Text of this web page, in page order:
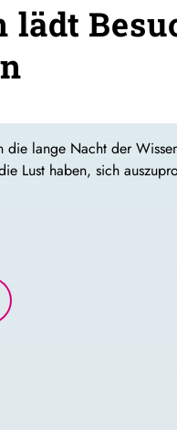
lädt
lange Nacht der
Lust haben, sich